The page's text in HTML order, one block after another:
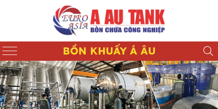
BỒN KHUẤY Á ÂU